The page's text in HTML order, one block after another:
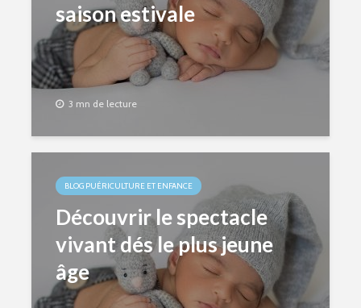
saison estivale
3 mn de lecture
BLOG PUÉRICULTURE ET ENFANCE
Découvrir le spectacle
vivant dés le plus jeune
âge